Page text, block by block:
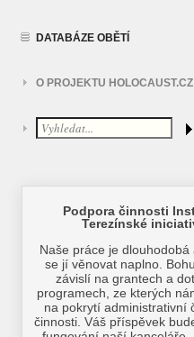
DATABÁZE OBĚTÍ
O PROJEKTU HOLOCAUST.CZ